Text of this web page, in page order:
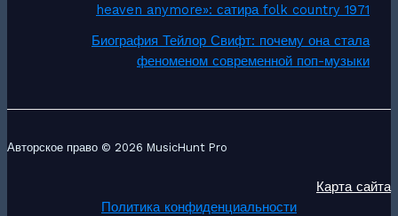
heaven anymore»: сатира folk country 1971
Биография Тейлор Свифт: почему она стала
феноменом современной поп-музыки
Авторское право © 2026 MusicHunt Pro
Карта сайта
Политика конфиденциальности